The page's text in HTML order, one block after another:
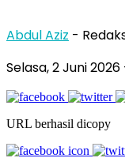
Abdul Aziz -
Selasa, 2 Juni 2026
URL berhasil dicopy